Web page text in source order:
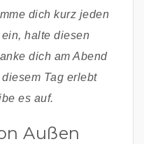
dich kurz jeden
halte diesen
dich am Abend
Tag erlebt
es auf.
Außen